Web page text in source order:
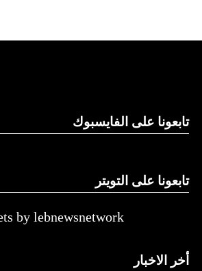
النهار
تابعونا على الفايسبوك
تابعونا على التويتر
by lebnewsnetwork
أخر الاخبار